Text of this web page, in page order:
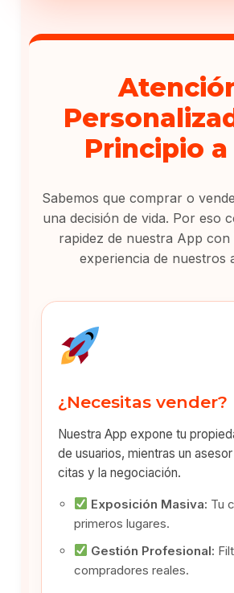
Principio a
Sabemos que comprar o
una decisión de vida. Por eso
rapidez de nuestra App con
experiencia de nuestros
¿Necesitas vender?
Nuestra App expone tu
de usuarios, mientras un
citas y la negociación.
Exposición Masiva: Tu
primeros lugares.
Gestión Profesional:
compradores reales.